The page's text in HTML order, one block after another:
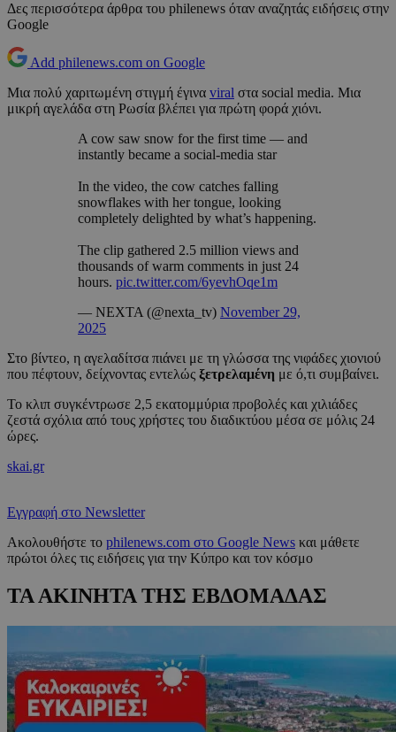
Δες περισσότερα άρθρα του philenews όταν αναζητάς ειδήσεις στην
Google
Add philenews.com on Google
Μια πολύ χαριτωμένη στιγμή έγινα viral στα social media. Μια
μικρή αγελάδα στη Ρωσία βλέπει για πρώτη φορά χιόνι.
A cow saw snow for the first time — and
instantly became a social-media star
In the video, the cow catches falling
snowflakes with her tongue, looking
completely delighted by what’s happening.
The clip gathered 2.5 million views and
thousands of warm comments in just 24
hours. pic.twitter.com/6yevhOqe1m
— NEXTA (@nexta_tv) November 29,
2025
Στο βίντεο, η αγελαδίτσα πιάνει με τη γλώσσα της νιφάδες χιονιού
που πέφτουν, δείχνοντας εντελώς ξετρελαμένη με ό,τι συμβαίνει.
Το κλιπ συγκέντρωσε 2,5 εκατομμύρια προβολές και χιλιάδες
ζεστά σχόλια από τους χρήστες του διαδικτύου μέσα σε μόλις 24
ώρες.
skai.gr
Εγγραφή στο Newsletter
Ακολουθήστε το philenews.com στο Google News και μάθετε
πρώτοι όλες τις ειδήσεις για την Κύπρο και τον κόσμο
ΤΑ ΑΚΙΝΗΤΑ ΤΗΣ ΕΒΔΟΜΑΔΑΣ